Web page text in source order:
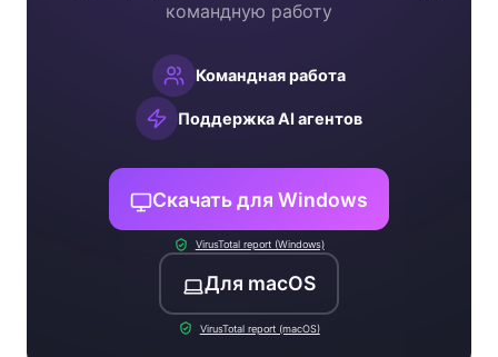
командную работу
Командная работа
Поддержка AI агентов
Скачать для Windows
VirusTotal report (Windows)
Для macOS
VirusTotal report (macOS)